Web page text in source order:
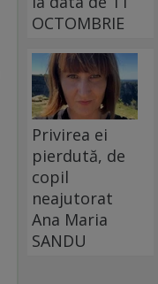
OCTOMBRIE
Privirea ei
pierdută, de
copil
neajutorat
Ana Maria
SANDU